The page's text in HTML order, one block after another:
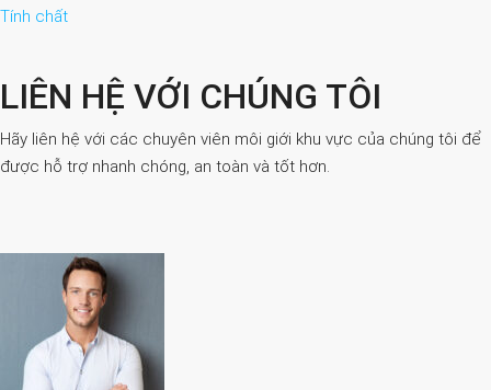
Tính chất
LIÊN HỆ VỚI CHÚNG TÔI
Hãy liên hệ với các chuyên viên môi giới khu vực của chúng tôi để
được hỗ trợ nhanh chóng, an toàn và tốt hơn.